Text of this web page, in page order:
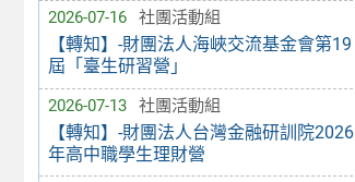
2026-07-16 社團活動組
【轉知】-財團法人海峽交流基金會第19
屆「臺生研習營」
2026-07-13 社團活動組
【轉知】-財團法人台灣金融研訓院2026
年高中職學生理財營